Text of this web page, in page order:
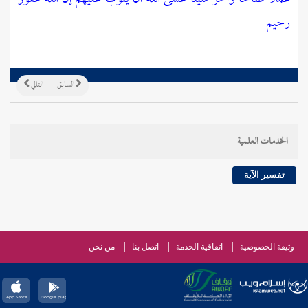
رحيم
التالي السابق
الخدمات العلمية
تفسير الآية
وثيقة الخصوصية اتفاقية الخدمة اتصل بنا من نحن